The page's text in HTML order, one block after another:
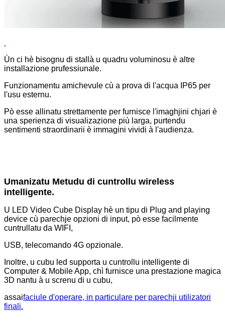
Ùn ci hè bisognu di stallà u quadru voluminosu è altre
installazione prufessiunale.
Funzionamentu amichevule cù a prova di l'acqua IP65 per
l'usu esternu.
Pò esse allinatu strettamente per furnisce l'imaghjini chjari è
una sperienza di visualizazione più larga, purtendu
sentimenti straordinarii è immagini vividi à l'audienza.
Umanizatu Metudu di cuntrollu wireless
intelligente.
U LED Video Cube Display hè un tipu di Plug and playing
device cù parechje opzioni di input, pò esse facilmente
cuntrullatu da WIFI,
USB, telecomando 4G opzionale.
Inoltre, u cubu led supporta u cuntrollu intelligente di
Computer & Mobile App, chì furnisce una prestazione magica
3D nantu à u screnu di u cubu,
assaifaciule d'operare, in particulare per parechji utilizatori
finali.